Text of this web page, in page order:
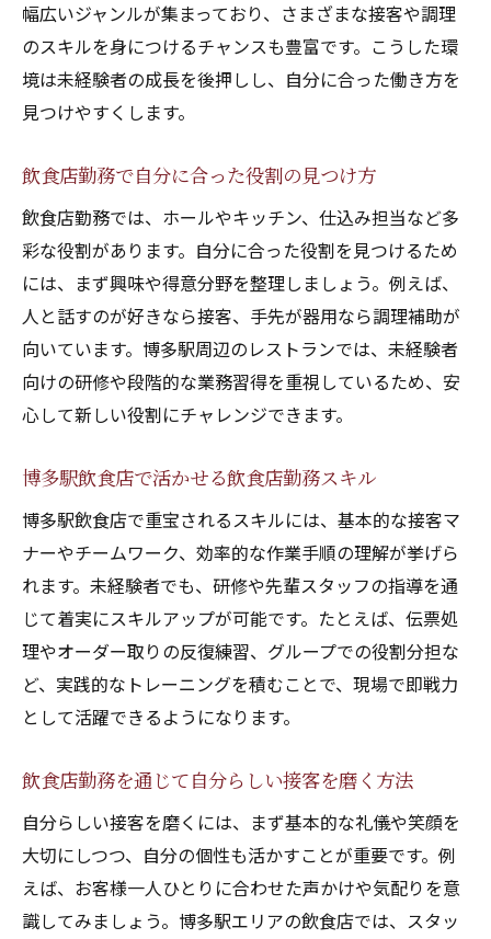
幅広いジャンルが集まっており、さまざまな接客や調理
のスキルを身につけるチャンスも豊富です。こうした環
境は未経験者の成長を後押しし、自分に合った働き方を
見つけやすくします。
飲食店勤務で自分に合った役割の見つけ方
飲食店勤務では、ホールやキッチン、仕込み担当など多
彩な役割があります。自分に合った役割を見つけるため
には、まず興味や得意分野を整理しましょう。例えば、
人と話すのが好きなら接客、手先が器用なら調理補助が
向いています。博多駅周辺のレストランでは、未経験者
向けの研修や段階的な業務習得を重視しているため、安
心して新しい役割にチャレンジできます。
博多駅飲食店で活かせる飲食店勤務スキル
博多駅飲食店で重宝されるスキルには、基本的な接客マ
ナーやチームワーク、効率的な作業手順の理解が挙げら
れます。未経験者でも、研修や先輩スタッフの指導を通
じて着実にスキルアップが可能です。たとえば、伝票処
理やオーダー取りの反復練習、グループでの役割分担な
ど、実践的なトレーニングを積むことで、現場で即戦力
として活躍できるようになります。
飲食店勤務を通じて自分らしい接客を磨く方法
自分らしい接客を磨くには、まず基本的な礼儀や笑顔を
大切にしつつ、自分の個性も活かすことが重要です。例
えば、お客様一人ひとりに合わせた声かけや気配りを意
識してみましょう。博多駅エリアの飲食店では、スタッ